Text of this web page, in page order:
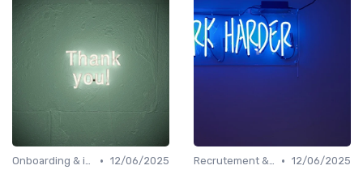
Onboarding & intégration des talents • 12/06/2025
Recrutement & acquisition de talents • 12/06/2025